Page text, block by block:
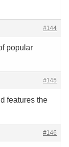
#144
popular
#145
features the
#146